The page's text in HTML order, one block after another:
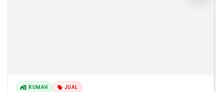
RUMAH JUAL